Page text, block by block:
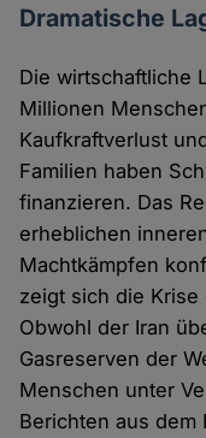
Dramatische
Die wirtschaftliche
Millionen
Kaufkraftverlust
Familien haben
finanzieren. Das
erheblichen
Machtkämpfen
zeigt sich die Krise
Obwohl der Iran
Gasreserven der
Menschen unter
Berichten aus dem